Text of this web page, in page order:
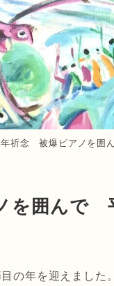
祈念 被爆ピアノを囲
囲んで
の年を迎えました。